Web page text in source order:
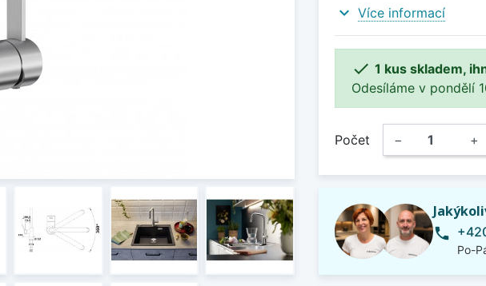
expand_more Více informací
 1 kus skladem,
Odesíláme v pondělí
Počet − +
phone
Po-